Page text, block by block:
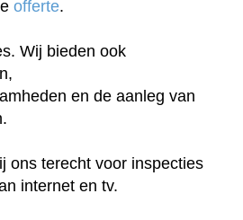
offerte.
Wij bieden ook
en de aanleg van
ons terecht voor inspecties
internet en tv.